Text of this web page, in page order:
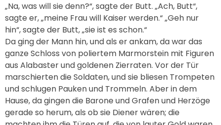
„Na, was will sie denn?“, sagte der Butt. „Ach, Butt“,
sagte er, „meine Frau will Kaiser werden.“ „Geh nur
hin“, sagte der Butt, „sie ist es schon.“
Da ging der Mann hin, und als er ankam, da war das
ganze Schloss von poliertem Marmorstein mit Figuren
aus Alabaster und goldenen Zierraten. Vor der Tür
marschierten die Soldaten, und sie bliesen Trompeten
und schlugen Pauken und Trommeln. Aber in dem
Hause, da gingen die Barone und Grafen und Herzöge
gerade so herum, als ob sie Diener wären; die